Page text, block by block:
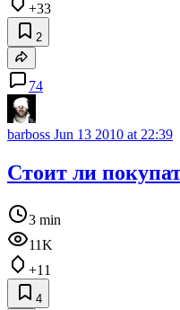
+33
2
74
barboss Jun 13 2010 at 22:39
Стоит ли
3 min
11K
+11
4